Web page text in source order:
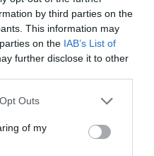
by third parties on the
This information may
on the IAB’s List of
further disclose it to other
Outs
of my